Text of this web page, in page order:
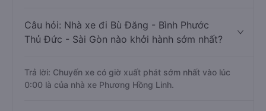
Câu hỏi: Nhà xe đi Bù Đăng - Bình Phước
Thủ Đức - Sài Gòn nào khởi hành sớm nhất?
Trả lời: Chuyến xe có giờ xuất phát sớm nhất vào lúc
0:00 là của nhà xe Phương Hồng Linh.